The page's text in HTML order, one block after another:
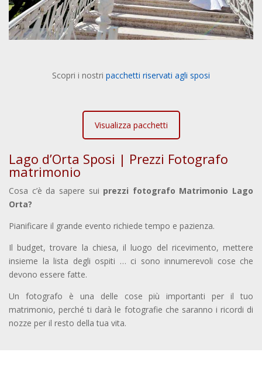
Scopri i nostri pacchetti riservati agli sposi
Visualizza pacchetti
Lago d’Orta Sposi | Prezzi Fotografo
matrimonio
Cosa c’è da sapere sui prezzi fotografo Matrimonio Lago
Orta?
Pianificare il grande evento richiede tempo e pazienza.
Il budget, trovare la chiesa, il luogo del ricevimento, mettere
insieme la lista degli ospiti … ci sono innumerevoli cose che
devono essere fatte.
Un fotografo è una delle cose più importanti per il tuo
matrimonio, perché ti darà le fotografie che saranno i ricordi di
nozze per il resto della tua vita.